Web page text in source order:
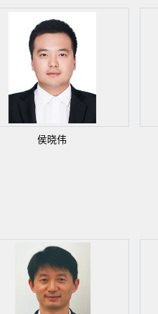
侯晓伟